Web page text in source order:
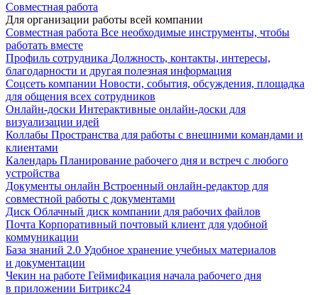
Совместная работа
Для организации работы всей компании
Совместная работа Все необходимые инструменты, чтобы
работать вместе
Профиль сотрудника Должность, контакты, интересы,
благодарности и другая полезная информация
Соцсеть компании Новости, события, обсуждения, площадка
для общения всех сотрудников
Онлайн-доски Интерактивные онлайн-доски для
визуализации идей
Коллабы Пространства для работы с внешними командами и
клиентами
Календарь Планирование рабочего дня и встреч с любого
устройства
Документы онлайн Встроенный онлайн-редактор для
совместной работы с документами
Диск Облачный диск компании для рабочих файлов
Почта Корпоративный почтовый клиент для удобной
коммуникации
База знаний 2.0 Удобное хранение учебных материалов
и документации
Чекин на работе Геймификация начала рабочего дня
в приложении Битрикс24